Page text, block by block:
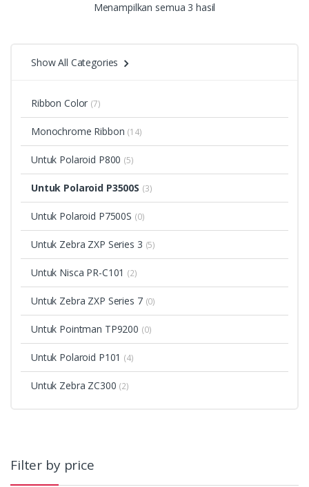
Menampilkan semua 3 hasil
Show All Categories
Ribbon Color (7)
Monochrome Ribbon (14)
Untuk Polaroid P800 (5)
Untuk Polaroid P3500S (3)
Untuk Polaroid P7500S (0)
Untuk Zebra ZXP Series 3 (5)
Untuk Nisca PR-C101 (2)
Untuk Zebra ZXP Series 7 (0)
Untuk Pointman TP9200 (0)
Untuk Polaroid P101 (4)
Untuk Zebra ZC300 (2)
Filter by price